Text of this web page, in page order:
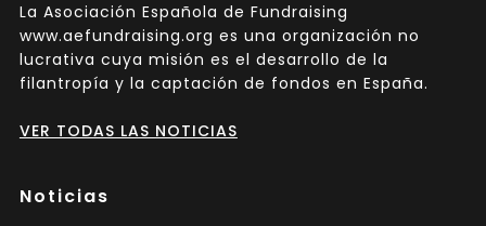
La Asociación Española de Fundraising
www.aefundraising.org es una organización no
lucrativa cuya misión es el desarrollo de la
filantropía y la captación de fondos en España.
VER TODAS LAS NOTICIAS
Noticias